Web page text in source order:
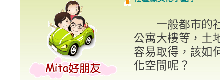
一般都市的
公寓大樓等，土
容易取得，該如
化空間呢？